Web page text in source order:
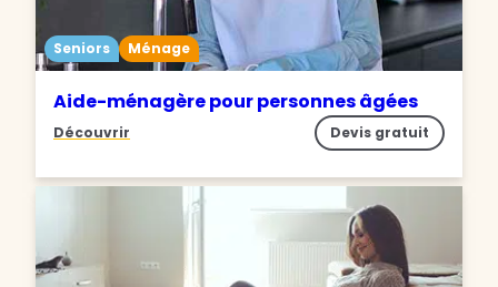
Seniors Ménage
Aide-ménagère pour personnes âgées
Découvrir Devis gratuit